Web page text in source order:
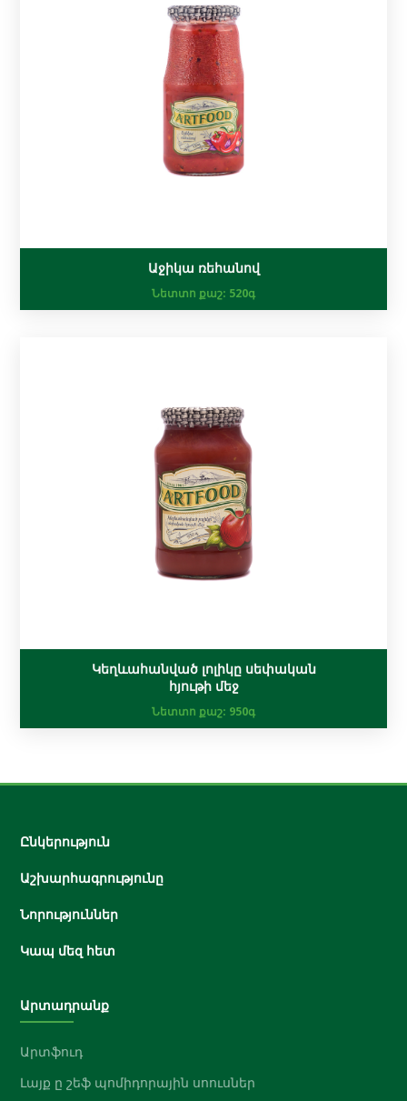
Աջիկա ռեհանով
Նետտո քաշ: 520գ
Կեղևահանված լոլիկը սեփական
հյութի մեջ
Նետտո քաշ: 950գ
Ընկերություն
Աշխարհագրությունը
Նորություններ
Կապ մեզ հետ
Արտադրանք
Արտֆուդ
Լայք ը շեֆ պոմիդորային սոուսներ